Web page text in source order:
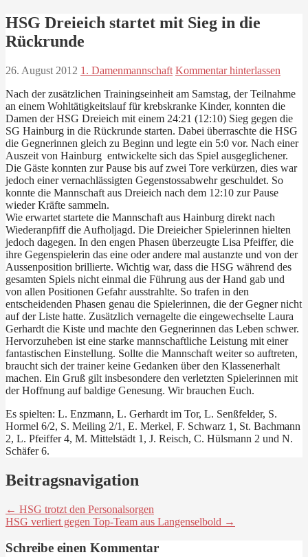
HSG Dreieich startet mit Sieg in die
Rückrunde
26. August 2012 1. Damenmannschaft Kommentar hinterlassen
Nach der zusätzlichen Trainingseinheit am Samstag, der Teilnahme
an einem Wohltätigkeitslauf für krebskranke Kinder, konnten die
Damen der HSG Dreieich mit einem 24:21 (12:10) Sieg gegen die
SG Hainburg in die Rückrunde starten. Dabei überraschte die HSG
die Gegnerinnen gleich zu Beginn und legte ein 5:0 vor. Nach einer
Auszeit von Hainburg entwickelte sich das Spiel ausgeglichener.
Die Gäste konnten zur Pause bis auf zwei Tore verkürzen, dies war
jedoch einer vernachlässigten Gegenstossabwehr geschuldet. So
konnte die Mannschaft aus Dreieich nach dem 12:10 zur Pause
wieder Kräfte sammeln.
Wie erwartet startete die Mannschaft aus Hainburg direkt nach
Wiederanpfiff die Aufholjagd. Die Dreieicher Spielerinnen hielten
jedoch dagegen. In den engen Phasen überzeugte Lisa Pfeiffer, die
ihre Gegenspielerin das eine oder andere mal austanzte und von der
Aussenposition brillierte. Wichtig war, dass die HSG während des
gesamten Spiels nicht einmal die Führung aus der Hand gab und
von allen Positionen Gefahr ausstrahlte. So trafen in den
entscheidenden Phasen genau die Spielerinnen, die der Gegner nicht
auf der Liste hatte. Zusätzlich vernagelte die eingewechselte Laura
Gerhardt die Kiste und machte den Gegnerinnen das Leben schwer.
Hervorzuheben ist eine starke mannschaftliche Leistung mit einer
fantastischen Einstellung. Sollte die Mannschaft weiter so auftreten,
braucht sich der trainer keine Gedanken über den Klassenerhalt
machen. Ein Gruß gilt insbesondere den verletzten Spielerinnen mit
der Hoffnung auf baldige Genesung. Wir brauchen Euch.
Es spielten: L. Enzmann, L. Gerhardt im Tor, L. Senßfelder, S.
Hormel 6/2, S. Meiling 2/1, E. Merkel, F. Schwarz 1, St. Bachmann
2, L. Pfeiffer 4, M. Mittelstädt 1, J. Reisch, C. Hülsmann 2 und N.
Schäfer 6.
Beitragsnavigation
← HSG trotzt den Personalsorgen
HSG verliert gegen Top-Team aus Langenselbold →
Schreibe einen Kommentar